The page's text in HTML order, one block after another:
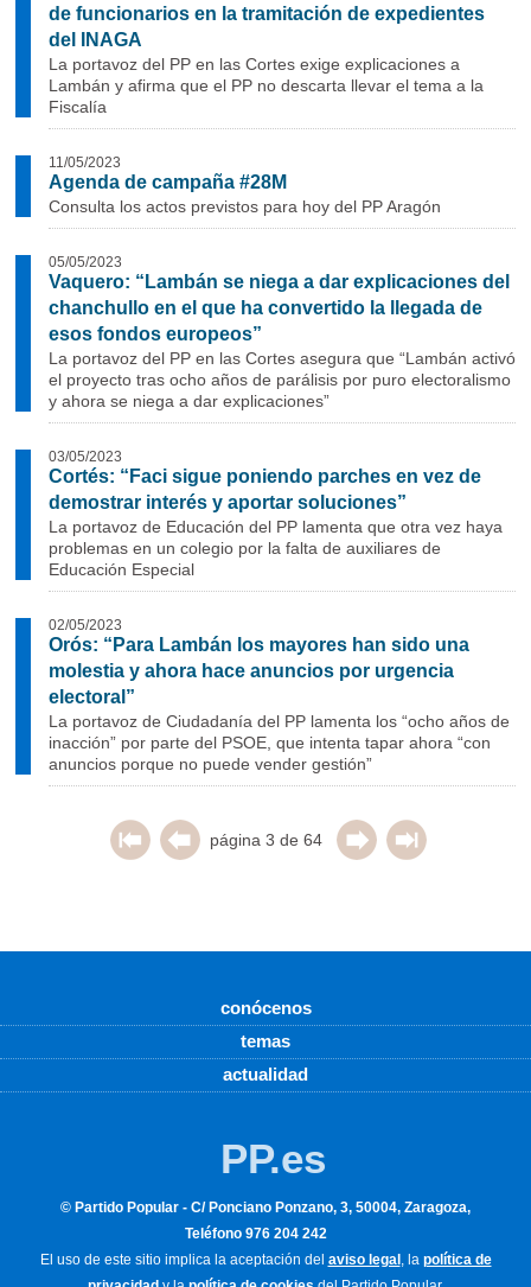
de funcionarios en la tramitación de expedientes
del INAGA
La portavoz del PP en las Cortes exige explicaciones a
Lambán y afirma que el PP no descarta llevar el tema a la
Fiscalía
11/05/2023
Agenda de campaña #28M
Consulta los actos previstos para hoy del PP Aragón
05/05/2023
Vaquero: “Lambán se niega a dar explicaciones del
chanchullo en el que ha convertido la llegada de
esos fondos europeos”
La portavoz del PP en las Cortes asegura que “Lambán activó
el proyecto tras ocho años de parálisis por puro electoralismo
y ahora se niega a dar explicaciones”
03/05/2023
Cortés: “Faci sigue poniendo parches en vez de
demostrar interés y aportar soluciones”
La portavoz de Educación del PP lamenta que otra vez haya
problemas en un colegio por la falta de auxiliares de
Educación Especial
02/05/2023
Orós: “Para Lambán los mayores han sido una
molestia y ahora hace anuncios por urgencia
electoral”
La portavoz de Ciudadanía del PP lamenta los “ocho años de
inacción” por parte del PSOE, que intenta tapar ahora “con
anuncios porque no puede vender gestión”
página 3 de 64
conócenos
temas
actualidad
PP.es
© Partido Popular - C/ Ponciano Ponzano, 3, 50004, Zaragoza,
Teléfono 976 204 242
El uso de este sitio implica la aceptación del aviso legal , la política de